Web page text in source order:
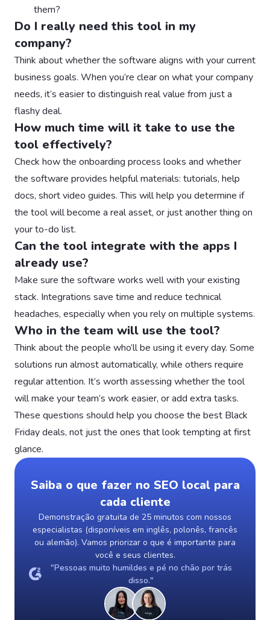
them?
Do I really need this tool in my
company?
Think about whether the software aligns with your current
business goals. When you’re clear on what your company
needs, it’s easier to distinguish real value from just a
flashy deal.
How much time will it take to use the
tool effectively?
Check how the onboarding process looks and whether
the software provides helpful materials: tutorials, help
docs, short video guides. This will help you determine if
the tool will become a real asset, or just another thing on
your to-do list.
Can the tool integrate with the apps I
already use?
Make sure the software works well with your existing
stack. Integrations save time and reduce technical
headaches, especially when you rely on multiple systems.
Who in the team will use the tool?
Think about the people who’ll be using it every day. Some
solutions run almost automatically, while others require
regular attention. It’s worth assessing whether the tool
will make your team’s work easier, or add extra tasks.
These questions should help you choose the best Black
Friday deals, not just the ones that look tempting at first
glance.
Saiba o que fazer no SEO local para
cada cliente
Demonstração gratuita de 25 minutos com nossos
especialistas (disponíveis em inglês, polonês, francês
ou alemão). Vamos priorizar o que é importante para
você e seus clientes.
"Pessoas muito humildes e pé no chão por trás
disso."